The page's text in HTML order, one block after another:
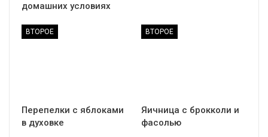
домашних условиях
ВТОРОЕ
Перепелки с яблоками
в духовке
ВТОРОЕ
Яичница с брокколи и
фасолью